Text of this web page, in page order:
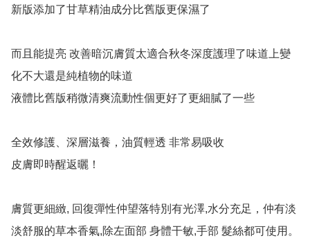
新版添加了甘草精油成分比舊版更保濕了
而且能提亮 改善暗沉膚質太適合秋冬深度護理了味道上變
化不大還是純植物的味道
液體比舊版稍微清爽流動性個更好了更細膩了一些
全效修護、深層滋養，油質輕透 非常易吸收
皮膚即時醒返曬！
膚質更細緻, 回復彈性仲望落特別有光澤,水分充足，仲有淡
淡舒服的草本香氣,除左面部 身體干敏,手部 髮絲都可使用。